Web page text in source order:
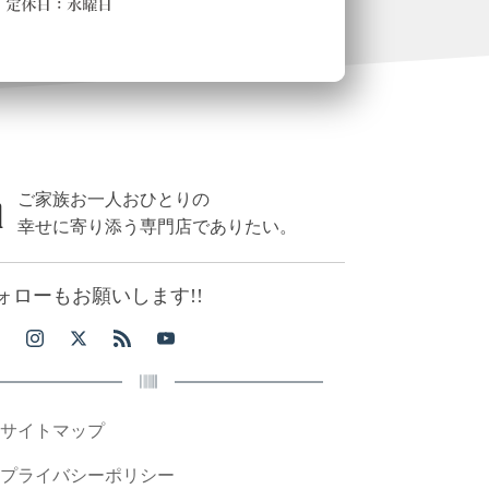
ご家族お一人おひとりの
幸せに寄り添う専門店でありたい。
ローもお願いします!!
サイトマップ
プライバシーポリシー